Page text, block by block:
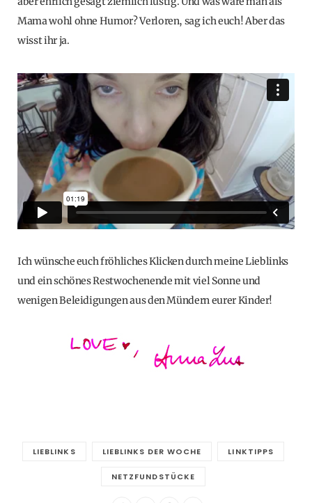
Mama wohl ohne Humor? Verloren, sag ich euch! Aber das
wisst ihr ja.
Ich wünsche euch fröhliches Klicken durch meine Lieblinks
und ein schönes Restwochenende mit viel Sonne und
wenigen Beleidigungen aus den Mündern eurer Kinder!
LIEBLINKS LIEBLINKS DER WOCHE LINKTIPPS
NETZFUNDSTÜCKE